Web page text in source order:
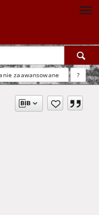
zaawansowane ?